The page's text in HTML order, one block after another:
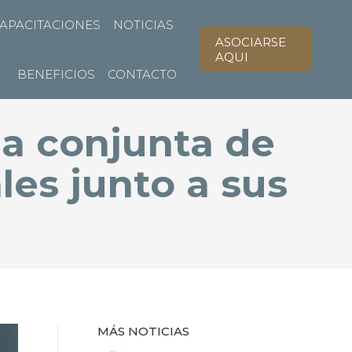
NOTICIAS
BENEFICIOS CONTACTO
ASOCIARSE
AQUI
conjunta de
junto a sus
MÁS NOTICIAS
NOTICIAS
BENEFICIOS CONTACTO
ASOCIARSE
AQUI